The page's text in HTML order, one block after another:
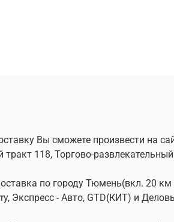
Вы сможете произвести на
118, Торгово-
по городу Тюмень(вкл. 20
- Авто, GTD(КИТ) и